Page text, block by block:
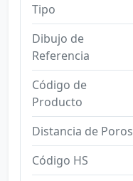
Tipo
Dibujo de
Referencia
Código de
Producto
Distancia de Poros
Código HS